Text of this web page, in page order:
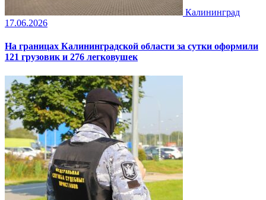
Калининград
17.06.2026
На границах Калининградской области за сутки оформили
121 грузовик и 276 легковушек